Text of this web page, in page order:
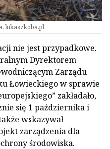
lukaszkoba.pl
nie jest przypadkowe.
Dyrektorem
Zarządu
Łowieckiego w sprawie
zakładało,
się 1 października i
wskazywał
zarządzenia dla
środowiska.